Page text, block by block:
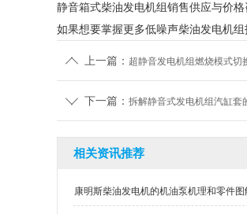
静音箱式柴油发电机组销售供应与价
如果想要掌握更多低噪声柴油发电机
上一篇： 超静音发电机组燃烧模式切
下一篇： 拆解静音式发电机组汽缸套
相关资讯推荐
康明斯柴油发电机的机油泵机理和零件图